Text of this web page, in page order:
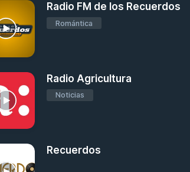
Radio FM de los Recuerdos
Romántica
Radio Agricultura
Noticias
Recuerdos